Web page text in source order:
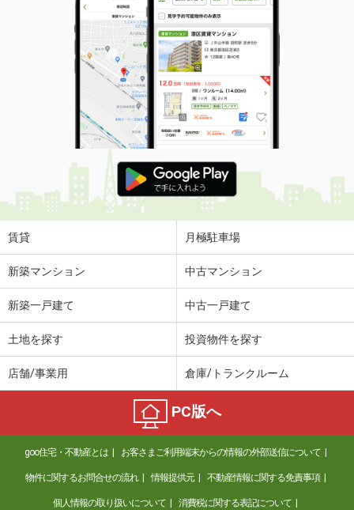
長野県長野市伊勢宮３
価 格
6.80万円
住 所
長野県長野市伊勢宮３
専有面積 68.74m²
間取り
2LDK
長野県長野市大字富竹
価 格
7.05万円
住 所
長野県長野市大字富竹
専有面積
長野県塩尻市大字広丘堅石
4.30万円
長野県塩尻市大字広丘高出
5.50万円
住 所
長野県塩尻市大字広丘高出
専有面積 49.5m²
間取り
2LDK
長野県松本市笹部１
賃貸 月極駐車場
新築マンション 中古マンション
新築一戸建て 中古一戸建て
土地を探す 投資物件を探す
店舗/事業用 倉庫/トランクルーム
PC版へ
goo住宅・不動産とは お客さまご利用端末からの情報の外部送信について
物件に関するお問合せの流れ 情報提供元 不動産情報に関する免責事項
個人情報の取り扱いについて 消費税に関する表記について